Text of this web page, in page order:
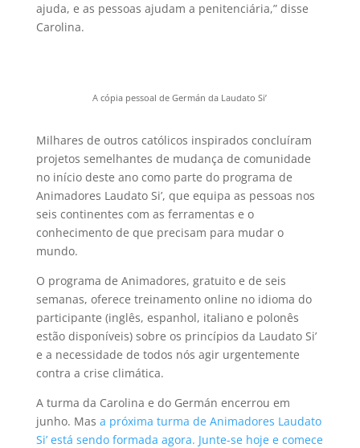
ajuda, e as pessoas ajudam a penitenciária,” disse
Carolina.
A cópia pessoal de Germán da Laudato Si’
Milhares de outros católicos inspirados concluíram
projetos semelhantes de mudança de comunidade
no início deste ano como parte do programa de
Animadores Laudato Si’, que equipa as pessoas nos
seis continentes com as ferramentas e o
conhecimento de que precisam para mudar o
mundo.
O programa de Animadores, gratuito e de seis
semanas, oferece treinamento online no idioma do
participante (inglês, espanhol, italiano e polonês
estão disponíveis) sobre os princípios da Laudato Si’
e a necessidade de todos nós agir urgentemente
contra a crise climática.
A turma da Carolina e do Germán encerrou em
junho. Mas a próxima turma de Animadores Laudato
Si’ está sendo formada agora. Junte-se hoje e comece